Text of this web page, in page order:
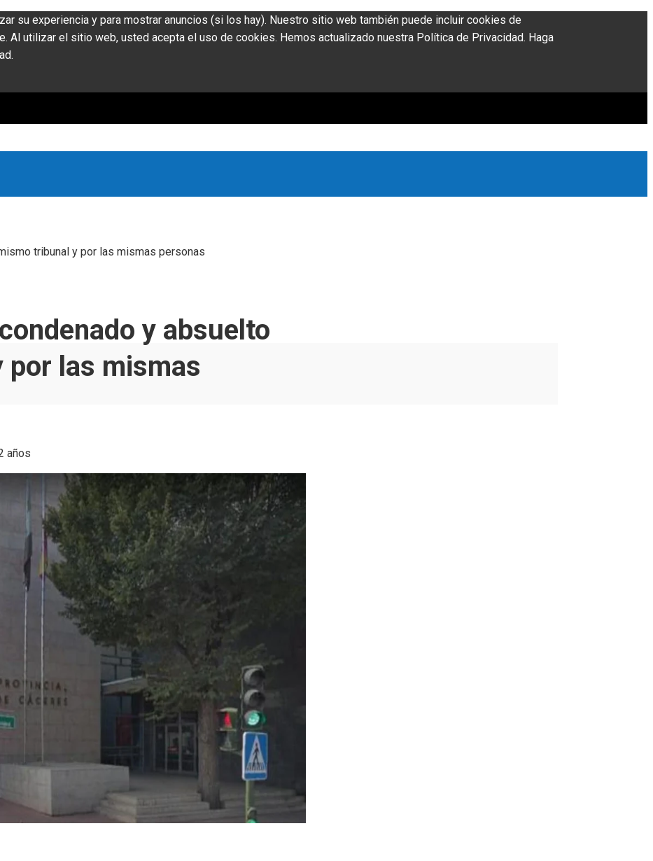
su experiencia y para mostrar anuncios (si los hay). Nuestro sitio web también puede incluir cookies de
Al utilizar el sitio web, usted acepta el uso de cookies. Hemos actualizado nuestra Política de Privacidad. Haga
tribunal y por las mismas personas
y absuelto
las mismas
años